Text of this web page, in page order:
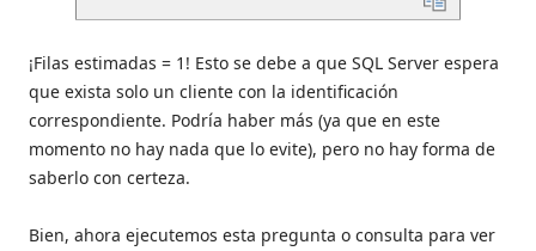
¡Filas estimadas = 1! Esto se debe a que SQL Server espera
que exista solo un cliente con la identificación
correspondiente. Podría haber más (ya que en este
momento no hay nada que lo evite), pero no hay forma de
saberlo con certeza.
Bien, ahora ejecutemos esta pregunta o consulta para ver